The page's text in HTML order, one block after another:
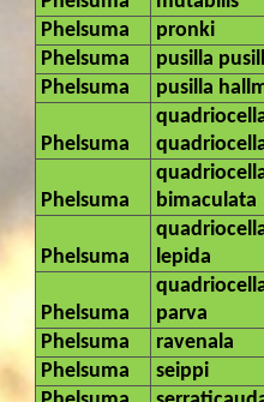
Phelsuma
pronki
Phelsuma
pusilla
Phelsuma
pusilla
Phelsuma
Phelsuma
bimaculata
Phelsuma
lepida
Phelsuma
parva
Phelsuma
ravenala
Phelsuma
seippi